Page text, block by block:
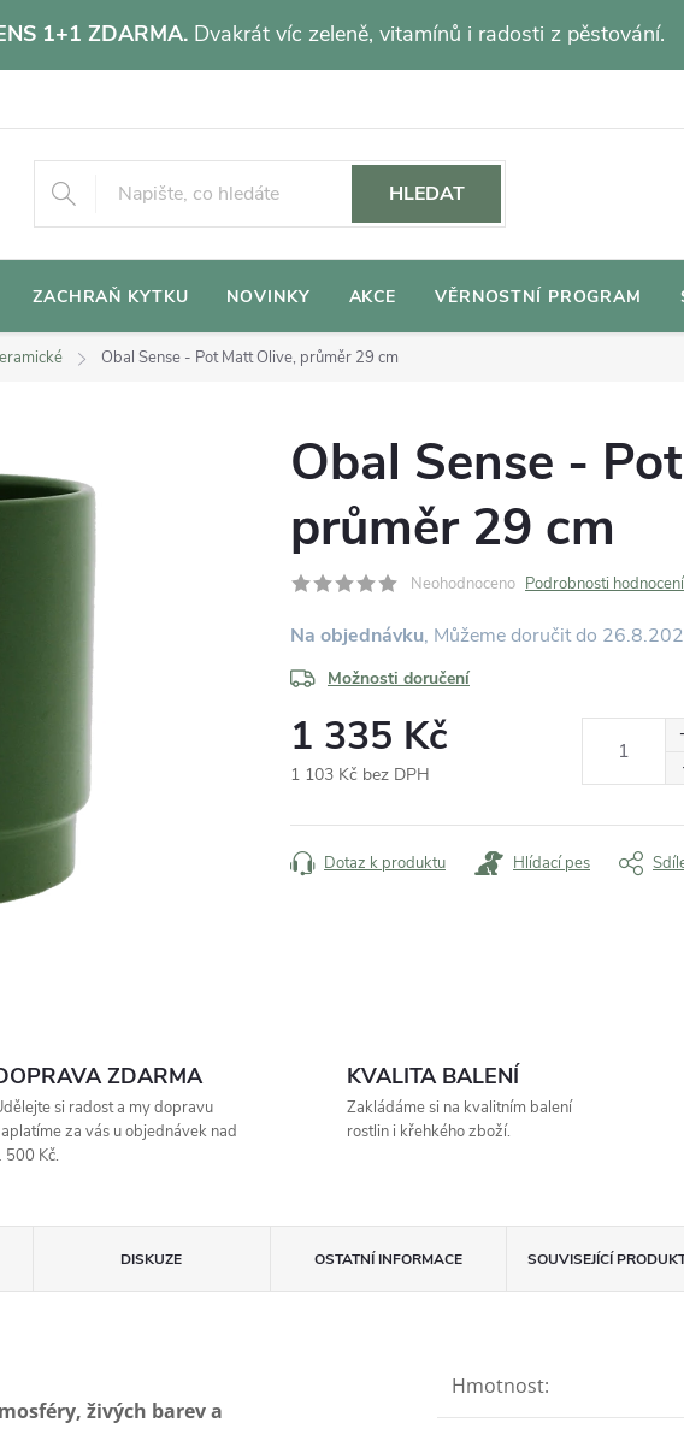
1+1 ZDARMA. Dvakrát víc zeleně, vitamínů i radosti z pěstování.
HLEDAT
ZACHRAŇ KYTKU NOVINKY AKCE VĚRNOSTNÍ PROGRAM
Obal Sense - Pot Matt Olive, průměr 29 cm
Obal Sense -
průměr 29 cm
Neohodnoceno Podrobnosti hodnocení
Na objednávku
Možnosti doručení
1 335 Kč
1 103 Kč bez DPH
cena:
Dotaz k produktu Hlídací pes
ZDARMA
si radost a my dopravu
za vás u objednávek nad
500 Kč.
KVALITA BALENÍ
Zakládáme si na kvalitním balení
rostlin i křehkého zboží.
DISKUZE OSTATNÍ INFORMACE SOUVISEJÍCÍ
živých barev a
Hmotnost: